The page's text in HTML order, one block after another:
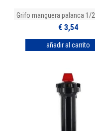
Grifo manguera palanca 1/
€ 3,54